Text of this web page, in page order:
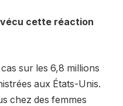
cette réaction
sur les 6,8 millions
aux États-Unis.
chez des femmes